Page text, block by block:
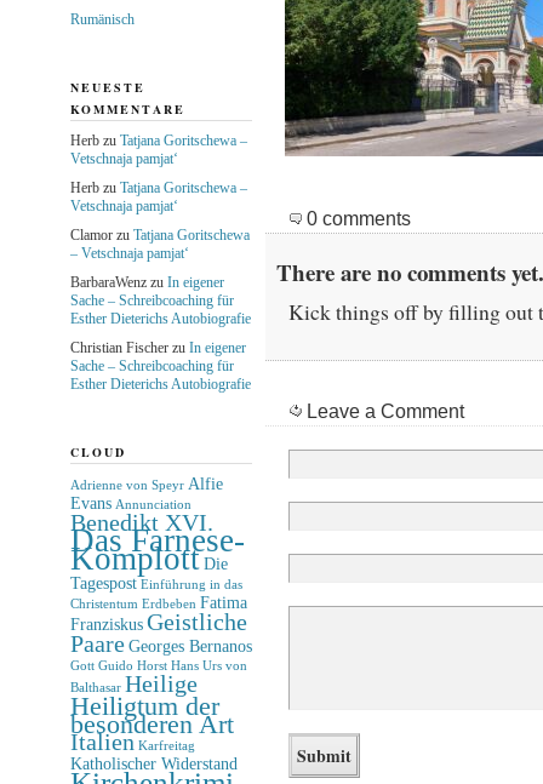
0 comments
There are no comments
Kick things off by filling out
Leave a Comment
Rumänisch
NEUESTE
KOMMENTARE
Herbzu Tatjana Goritschewa –
Vetschnaja pamjat‘
Herbzu Tatjana Goritschewa –
Vetschnaja pamjat‘
Clamorzu Tatjana Goritschewa
– Vetschnaja pamjat‘
BarbaraWenzzu In eigener
Sache – Schreibcoaching für
Esther Dieterichs Autobiografie
Christian Fischerzu In eigener
Sache – Schreibcoaching für
Esther Dieterichs Autobiografie
CLOUD
Adrienne von Speyr Alfie
Evans Annunciation
Benedikt XVI.
Das Farnese-
Komplott Die
Tagespost Einführung in das
Christentum Erdbeben Fatima
Franziskus Geistliche
Paare Georges Bernanos
Gott Guido Horst Hans Urs von
Balthasar Heilige
Heiligtum der
besonderen Art
Italien Karfreitag
Katholischer Widerstand